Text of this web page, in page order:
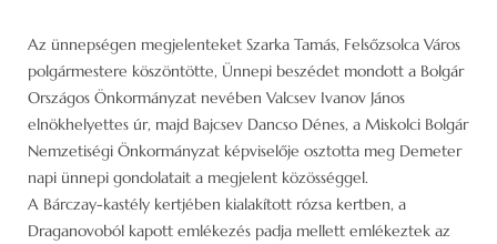
Az ünnepségen megjelenteket Szarka Tamás, Felsőzsolca Város
polgármestere köszöntötte, Ünnepi beszédet mondott a Bolgár
Országos Önkormányzat nevében Valcsev Ivanov János
elnökhelyettes úr, majd Bajcsev Dancso Dénes, a Miskolci Bolgár
Nemzetiségi Önkormányzat képviselője osztotta meg Demeter
napi ünnepi gondolatait a megjelent közösséggel.
A Bárczay-kastély kertjében kialakított rózsa kertben, a
Draganovoból kapott emlékezés padja mellett emlékeztek az